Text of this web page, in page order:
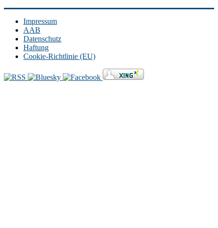
Impressum
AAB
Datenschutz
Haftung
Cookie-Richtlinie (EU)